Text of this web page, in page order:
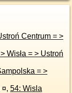
= >
¤, 54: Wisla